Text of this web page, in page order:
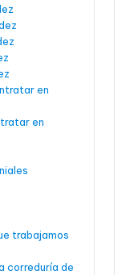
en
en
trabajamos
correduría de